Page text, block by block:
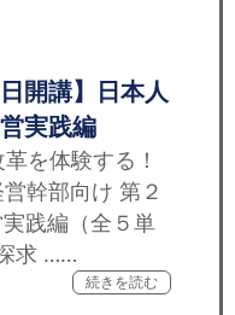
開講】日本人
実践編
を体験する！
部向け 第２
践編（全５単
求 ……
続きを読む